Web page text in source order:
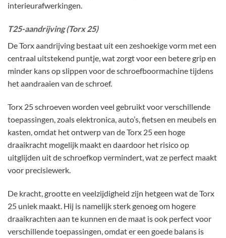
interieurafwerkingen.
T25-aandrijving (Torx 25)
De Torx aandrijving bestaat uit een zeshoekige vorm met een
centraal uitstekend puntje, wat zorgt voor een betere grip en
minder kans op slippen voor de schroefboormachine tijdens
het aandraaien van de schroef.
Torx 25 schroeven worden veel gebruikt voor verschillende
toepassingen, zoals elektronica, auto’s, fietsen en meubels en
kasten, omdat het ontwerp van de Torx 25 een hoge
draaikracht mogelijk maakt en daardoor het risico op
uitglijden uit de schroefkop vermindert, wat ze perfect maakt
voor precisiewerk.
De kracht, grootte en veelzijdigheid zijn hetgeen wat de Torx
25 uniek maakt. Hij is namelijk sterk genoeg om hogere
draaikrachten aan te kunnen en de maat is ook perfect voor
verschillende toepassingen, omdat er een goede balans is